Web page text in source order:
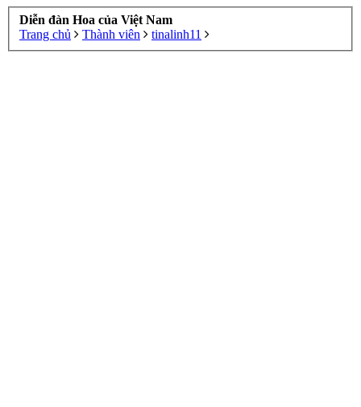
Diễn đàn Hoa của Việt Nam
Trang chủ
Thành viên tinalinh11